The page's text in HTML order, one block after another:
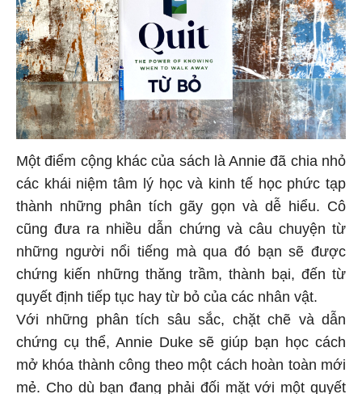
Một điểm cộng khác của sách là Annie đã chia nhỏ
các khái niệm tâm lý học và kinh tế học phức tạp
thành những phân tích gãy gọn và dễ hiểu. Cô
cũng đưa ra nhiều dẫn chứng và câu chuyện từ
những người nổi tiếng mà qua đó bạn sẽ được
chứng kiến những thăng trầm, thành bại, đến từ
quyết định tiếp tục hay từ bỏ của các nhân vật.
Với những phân tích sâu sắc, chặt chẽ và dẫn
chứng cụ thể, Annie Duke sẽ giúp bạn học cách
mở khóa thành công theo một cách hoàn toàn mới
mẻ. Cho dù bạn đang phải đối mặt với một quyết